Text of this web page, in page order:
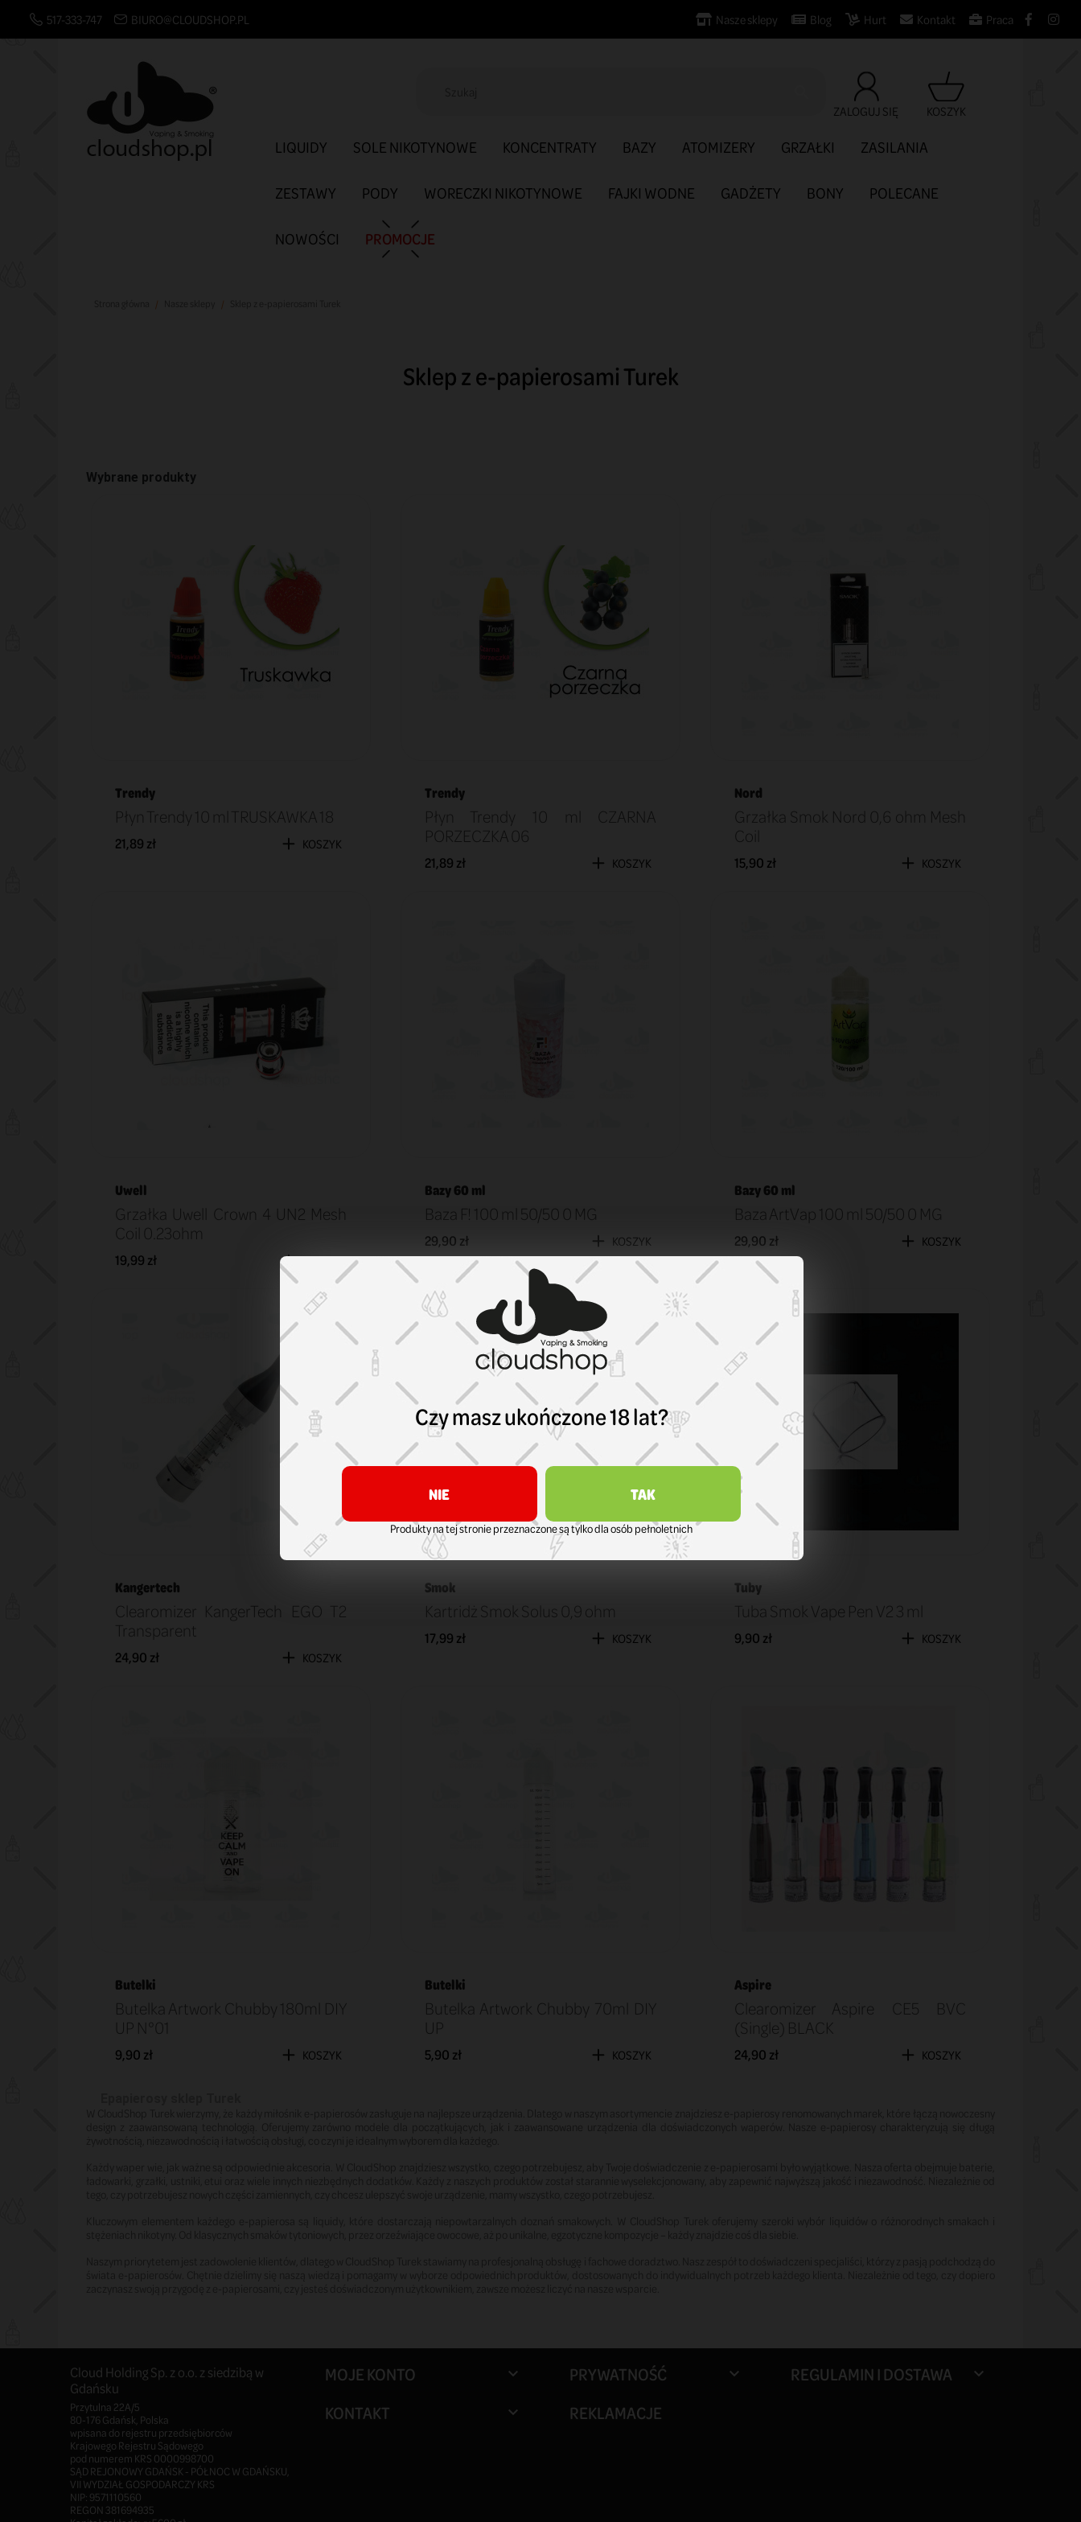
517-333-747 BIURO@CLOUDSHOP.PL Nasze sklepy Blog Hurt Kontakt Praca
ZALOGUJ SIĘ KOSZYK
LIQUIDY SOLE NIKOTYNOWE KONCENTRATY BAZY ATOMIZERY GRZAŁKI ZASILANIA
ZESTAWY PODY WORECZKI NIKOTYNOWE FAJKI WODNE GADŻETY BONY POLECANE
NOWOŚCI PROMOCJE
Sklep z e-papierosami Turek
Wybrane produkty
Trendy
Płyn Trendy 10 ml TRUSKAWKA 18
21,89 zł KOSZYK
Trendy
Płyn Trendy 10 ml CZARNA
PORZECZKA 06
21,89 zł KOSZYK
Nord
Grzałka Smok Nord 0,6 ohm Mesh
Coil
15,90 zł KOSZYK
Uwell
Grzałka Uwell Crown 4 UN2 Mesh
Coil 0.23ohm
19,99 zł KOSZYK
Bazy 60 ml
Baza F! 100 ml 50/50 0 MG
29,90 zł KOSZYK
Bazy 60 ml
Baza ArtVap 100 ml 50/50 0 MG
29,90 zł KOSZYK
Kangertech
Clearomizer KangerTech EGO T2
Transparent
24,90 zł KOSZYK
Smok
Kartridż Smok Solus 0,9 ohm
17,99 zł KOSZYK
Tuby
Tuba Smok Vape Pen V2 3 ml
9,90 zł KOSZYK
Butelki
Butelka Artwork Chubby 180ml DIY
UP N°01
9,90 zł KOSZYK
Butelki
Butelka Artwork Chubby 70ml DIY
UP
5,90 zł KOSZYK
Aspire
Clearomizer Aspire CE5 BVC
(Single) BLACK
24,90 zł KOSZYK
Cloud Holding Sp. z o.o. z siedzibą w
Gdańsku
Przytulna 22A/5
80-176 Gdańsk, Polska
wpisana do rejestru przedsiębiorców
Krajowego Rejestru Sądowego
pod numerem KRS 0000998700
SĄD REJONOWY GDAŃSK - PÓŁNOC W GDAŃSKU,
VII WYDZIAŁ GOSPODARCZY KRS
NIP: 9571110560
REGON 381694935
MOJE KONTO 
KONTAKT 
PRYWATNOŚĆ 
REKLAMACJE
REGULAMIN I DOSTAWA 
Czy masz ukończone 18 lat?
NIE TAK
Produkty na tej stronie przeznaczone są tylko dla osób pełnoletnich